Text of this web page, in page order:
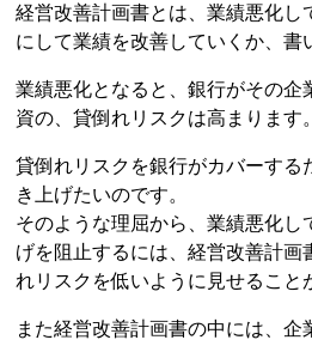
経営改善計画書とは、業績悪化し
にして業績を改善していくか、書
業績悪化となると、銀行がその企
資の、貸倒れリスクは高まります。
貸倒れリスクを銀行がカバーする
き上げたいのです。
そのような理屈から、業績悪化し
げを阻止するには、経営改善計画
れリスクを低いように見せること
また経営改善計画書の中には、企